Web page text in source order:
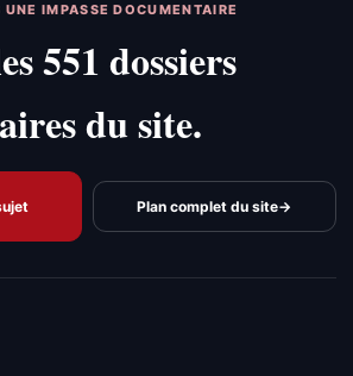
IMPASSE DOCUMENTAIRE
551 dossiers
du site.
Plan complet du site→